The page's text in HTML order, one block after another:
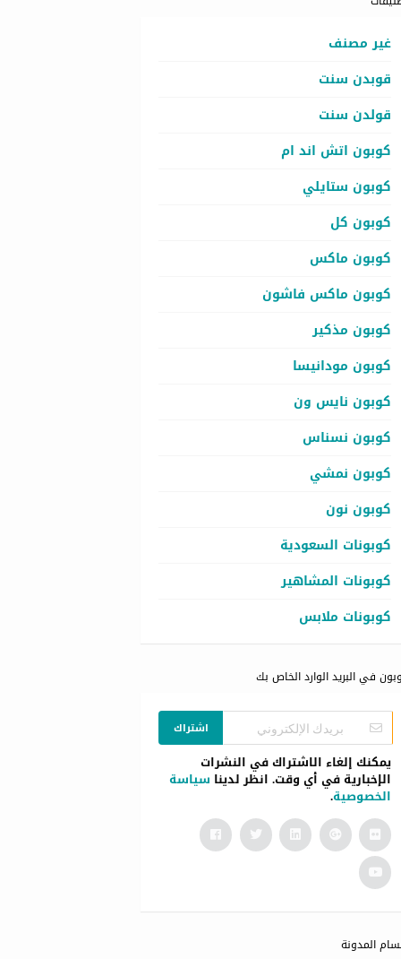
غير مصنف
قوبدن سنت
قولدن سنت
كوبون اتش اند ام
كوبون ستايلي
كوبون كل
كوبون ماكس
كوبون ماكس فاشون
كوبون مذكير
كوبون مودانيسا
كوبون نايس ون
كوبون نسناس
كوبون نمشي
كوبون نون
كوبونات السعودية
كوبونات المشاهير
كوبونات ملابس
في البريد الوارد الخاص بك
اشتراك
يمكنك إلغاء الاشتراك في النشرات
الإخبارية في أي وقت. انظر لدينا سياسة
الخصوصية.
المدونة